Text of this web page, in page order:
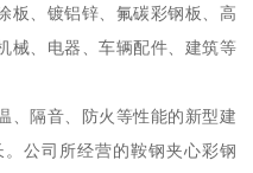
板、镀铝锌、氟碳彩钢板、高
械、电器、车辆配件、建筑等
、隔音、防火等性能的新型建
公司所经营的鞍钢夹心彩钢